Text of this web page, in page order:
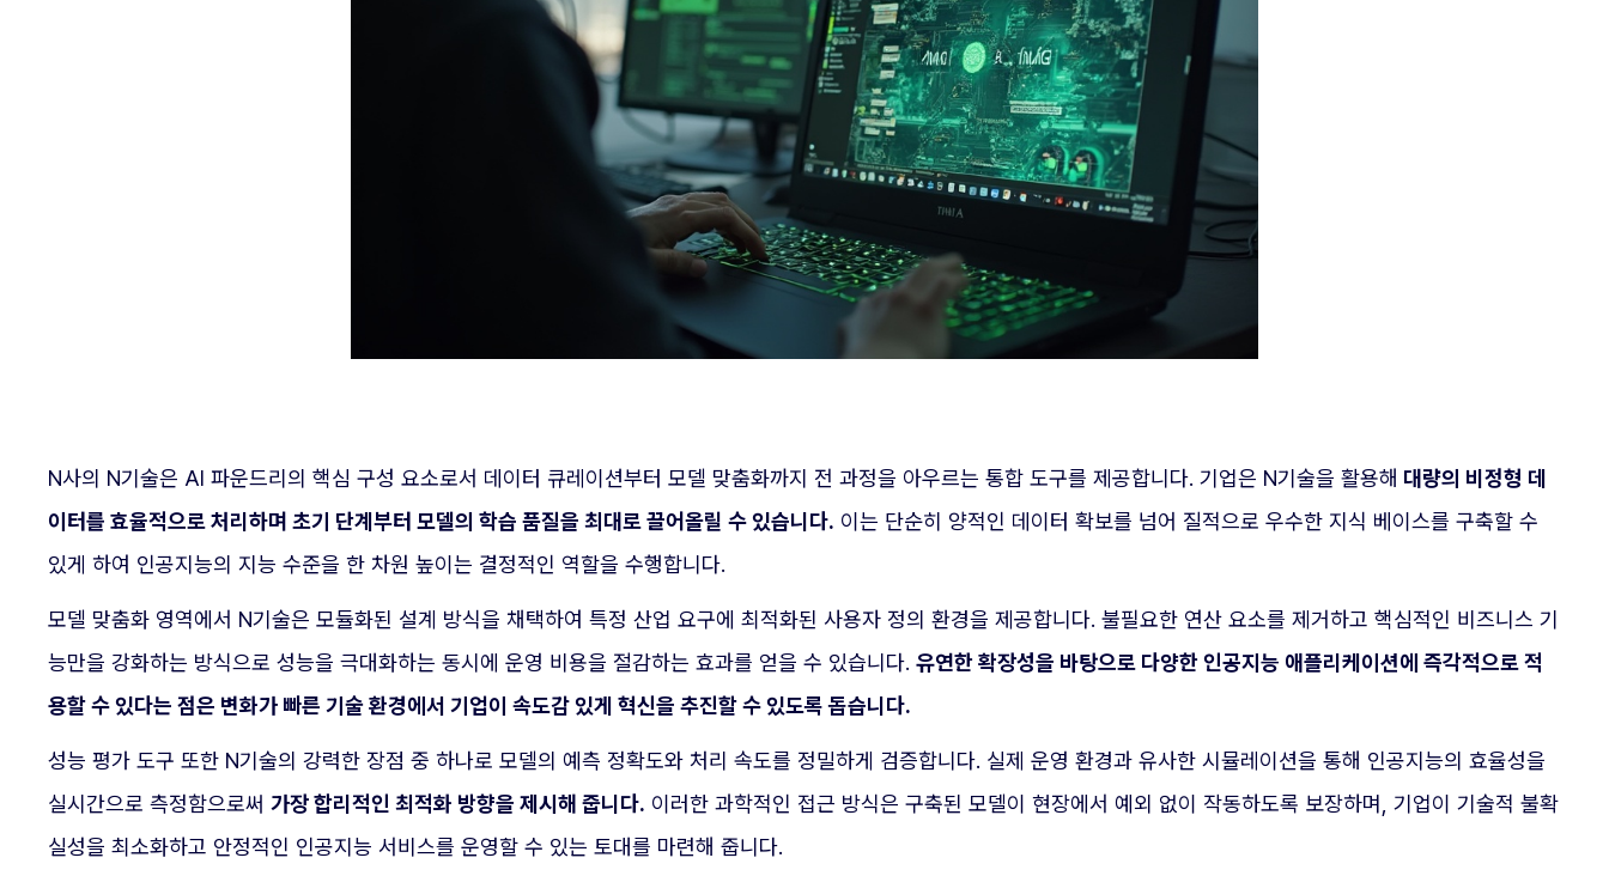
N사의 N기술은 AI 파운드리의 핵심 구성 요소로서 데이터 큐레이션부터 모델 맞춤화까지 전 과정을 아우르는 통합 도구를 제공합니다. 기업은 N기술을 활용해 대량의 비정형 데
이터를 효율적으로 처리하며 초기 단계부터 모델의 학습 품질을 최대로 끌어올릴 수 있습니다. 이는 단순히 양적인 데이터 확보를 넘어 질적으로 우수한 지식 베이스를 구축할 수
있게 하여 인공지능의 지능 수준을 한 차원 높이는 결정적인 역할을 수행합니다.
모델 맞춤화 영역에서 N기술은 모듈화된 설계 방식을 채택하여 특정 산업 요구에 최적화된 사용자 정의 환경을 제공합니다. 불필요한 연산 요소를 제거하고 핵심적인 비즈니스 기
능만을 강화하는 방식으로 성능을 극대화하는 동시에 운영 비용을 절감하는 효과를 얻을 수 있습니다. 유연한 확장성을 바탕으로 다양한 인공지능 애플리케이션에 즉각적으로 적
용할 수 있다는 점은 변화가 빠른 기술 환경에서 기업이 속도감 있게 혁신을 추진할 수 있도록 돕습니다.
성능 평가 도구 또한 N기술의 강력한 장점 중 하나로 모델의 예측 정확도와 처리 속도를 정밀하게 검증합니다. 실제 운영 환경과 유사한 시뮬레이션을 통해 인공지능의 효율성을
실시간으로 측정함으로써 가장 합리적인 최적화 방향을 제시해 줍니다. 이러한 과학적인 접근 방식은 구축된 모델이 현장에서 예외 없이 작동하도록 보장하며, 기업이 기술적 불확
실성을 최소화하고 안정적인 인공지능 서비스를 운영할 수 있는 토대를 마련해 줍니다.